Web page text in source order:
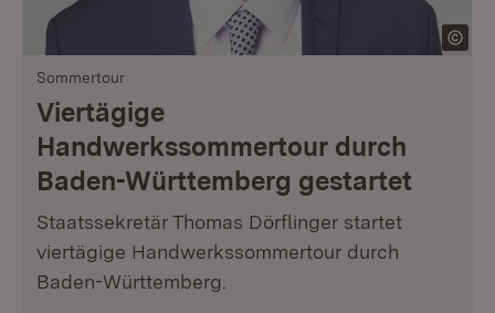
Sommertour
Viertägige
Handwerkssommertour durch
Baden-Württemberg gestartet
Staatssekretär Thomas Dörflinger startet
viertägige Handwerkssommertour durch
Baden-Württemberg.